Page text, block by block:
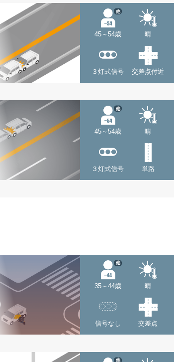
45～54歳
他
晴
３灯式信号 交差点付近
45～54歳
他
晴
３灯式信号 単路
35～44歳
他
晴
信号なし 交差点
他